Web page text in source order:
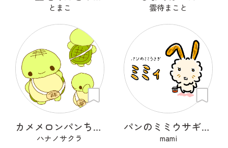
とまこ 雲待まこと
カメメロンパンちゃん
ハナノサクラ
パンのミミウサギ ミミィ
mami